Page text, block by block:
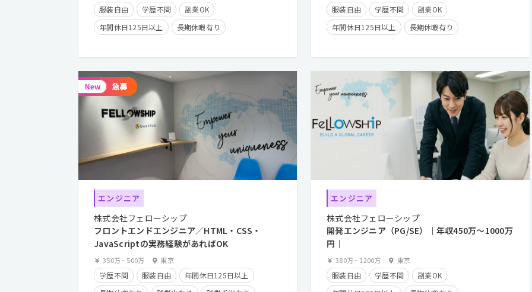
服装自由 学歴不問
副業OK
年間休日125日以上
長期休暇有り
服装自由 学歴不問
副業OK
年間休日125日以上
長期休暇有り
エンジニア
株式会社フェローシップ
フロントエンドエンジニア／HTML・CSS・
JavaScriptの実務経験があればOK
350万~500万 東京
学歴不問 服装自由
年間休日125日以上
エンジニア
株式会社フェローシップ
開発エンジニア（PG/SE）｜年収450万〜1000万
円｜
380万~1200万 東京
服装自由 学歴不問
副業OK